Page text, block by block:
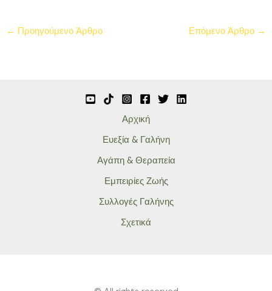
← Προηγούμενο Άρθρο Επόμενο Άρθρο →
Αρχική
Ευεξία & Γαλήνη
Αγάπη & Θεραπεία
Εμπειρίες Ζωής
Συλλογές Γαλήνης
Σχετικά